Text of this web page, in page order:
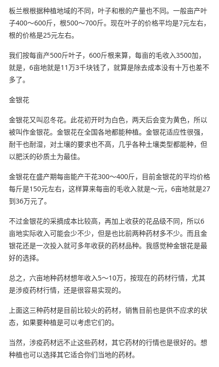
板兰根根据种植地域的不同，叶子和根的产量也不同。一般亩产叶
子400～600斤，根500～700斤。现在叶子的价格平均是7元左右，
根的价格是25元左右。
我们按每亩产500斤叶子，600斤根来算，每亩的毛收入3500加，
就是，6亩地就是11万3千块钱了，就算是除去成本没有十万也差不
多了。
金银花
金银花又叫忍冬花。此花初开时为白色，两天后会变为黄色，所以
被叫作金银花。金银花在全国各地都能种植。金银花适应性很强，
耐干也耐湿，对土壤的要求也不高，几乎各种土壤类型都能种，但
以肥沃的砂质土为最佳。
金银花在盛产期每亩能产干花300～400斤，目前金银花的平均价格
每斤是150元左右，这样算来每亩的毛收入就是～元，6亩地就是27
到36万元了。
不过金银花的采摘成本比较高，再加上收获的花品级不同，所以6
亩地实际收入可能会少不少，但是也比前两种药材多不少。而且金
银花还是一次投入就可多年收获的药材品种。我感觉种金银花是最
好的选择。
总之，六亩地种药材想年收入5～10万，按现在的药材行情，尤其
是涉疫药材行情，还是很容易实现的。
上面这三种药材是目前比较火的药材，销售目前也是供不应求的状
态，如果要种植是可以考虑它们的。
当然，涉疫药材远不止这些药材，其它药材的行情也是很好的。想
种植也可以选择其它适合你们当地的药材。